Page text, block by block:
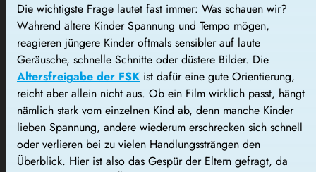
Die wichtigste Frage lautet fast immer: Was schauen wir?
Während ältere Kinder Spannung und Tempo mögen,
reagieren jüngere Kinder oftmals sensibler auf laute
Geräusche, schnelle Schnitte oder düstere Bilder. Die
Altersfreigabe der FSK ist dafür eine gute Orientierung,
reicht aber allein nicht aus. Ob ein Film wirklich passt, hängt
nämlich stark vom einzelnen Kind ab, denn manche Kinder
lieben Spannung, andere wiederum erschrecken sich schnell
oder verlieren bei zu vielen Handlungssträngen den
Überblick. Hier ist also das Gespür der Eltern gefragt, da